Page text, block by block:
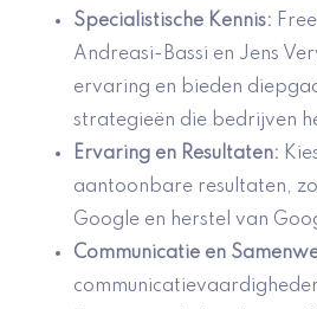
Specialistische Kennis:
Andreasi-Bassi en Jens
ervaring en bieden
strategieën die bedrijven
Ervaring en Resultaten:
aantoonbare resultaten,
Google en herstel van
Communicatie en